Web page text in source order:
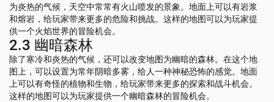
为炎热的气候，天空中常常有火山喷发的景象。地面上可以有岩浆
和熔岩，给玩家带来更多的危险和挑战。这样的地图可以为玩家提
供一个火焰世界的冒险机会。
2.3 幽暗森林
除了寒冷和炎热的气候，还可以改变地图为幽暗的森林。在这个地
图上，可以设置为常年阴暗多雾，给人一种神秘恐怖的感觉。地面
上可以有奇怪的植物和生物，给玩家带来更多的探索和战斗机会。
这样的地图可以为玩家提供一个幽暗森林的冒险机会。